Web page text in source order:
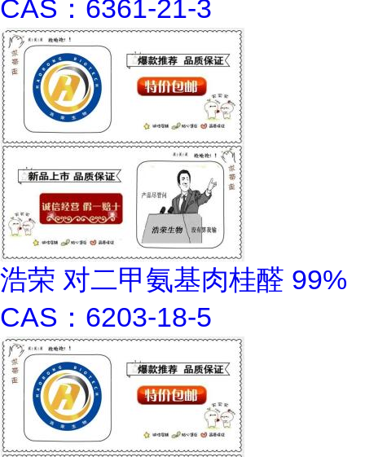
CAS：6361-21-3
浩荣 对二甲氨基肉桂醛 99%
CAS：6203-18-5